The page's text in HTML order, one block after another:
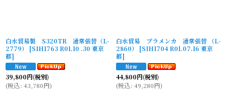
白水貿易製 S320TR 通常張替（L-
2779）
[SIH1763 R01.10 .30 東京
都]
39,800円(税別)
(税込: 43,780円)
白水貿易 プラメンカ 通常張替 （L-
2860）
[SIH1704 R01.07.16 東京
都]
44,800円(税別)
(税込: 49,280円)